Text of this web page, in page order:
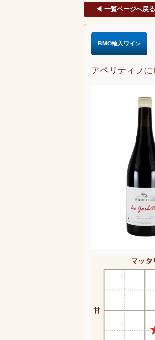
◀ 一覧ページへ戻る
BMO輸入ワイン
アペリティフに